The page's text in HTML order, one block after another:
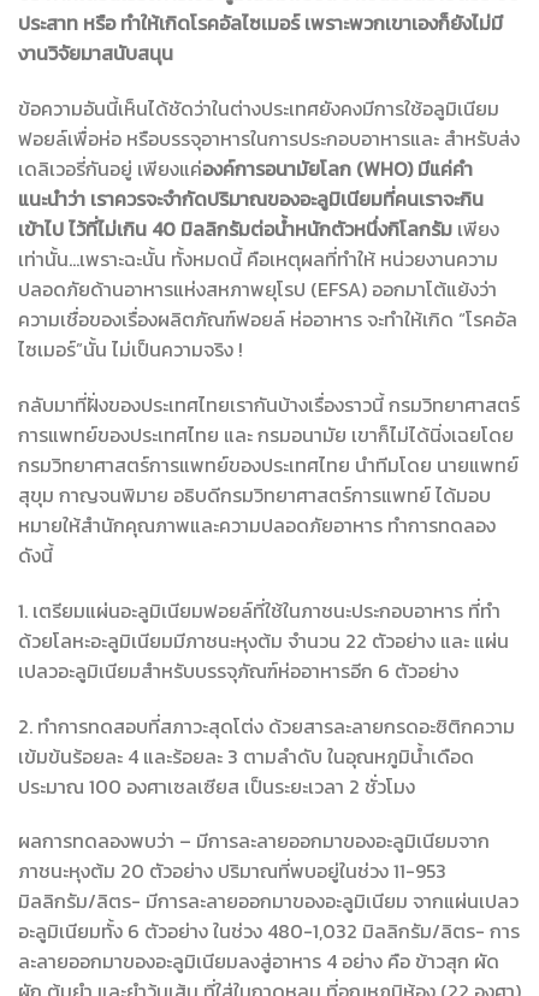
ประสาท หรือ ทำให้เกิดโรคอัลไซเมอร์ เพราะพวกเขาเองก็ยังไม่มี
งานวิจัยมาสนับสนุน
ข้อความอันนี้เห็นได้ชัดว่าในต่างประเทศยังคงมีการใช้อลูมิเนียม
ฟอยล์เพื่อห่อ หรือบรรจุอาหารในการประกอบอาหารและ สำหรับส่ง
เดลิเวอรี่กันอยู่ เพียงแค่องค์การอนามัยโลก (WHO) มีแค่คำ
แนะนำว่า เราควรจะจำกัดปริมาณของอะลูมิเนียมที่คนเราจะกิน
เข้าไป ไว้ที่ไม่เกิน 40 มิลลิกรัมต่อน้ำหนักตัวหนึ่งกิโลกรัม เพียง
เท่านั้น…เพราะฉะนั้น ทั้งหมดนี้ คือเหตุผลที่ทำให้ หน่วยงานความ
ปลอดภัยด้านอาหารแห่งสหภาพยุโรป (EFSA) ออกมาโต้แย้งว่า
ความเชื่อของเรื่องผลิตภัณฑ์ฟอยล์ ห่ออาหาร จะทำให้เกิด “โรคอัล
ไซเมอร์”นั้น ไม่เป็นความจริง !
กลับมาที่ฝั่งของประเทศไทยเรากันบ้างเรื่องราวนี้ กรมวิทยาศาสตร์
การแพทย์ของประเทศไทย และ กรมอนามัย เขาก็ไม่ได้นิ่งเฉยโดย
กรมวิทยาศาสตร์การแพทย์ของประเทศไทย นำทีมโดย นายแพทย์
สุขุม กาญจนพิมาย อธิบดีกรมวิทยาศาสตร์การแพทย์ ได้มอบ
หมายให้สำนักคุณภาพและความปลอดภัยอาหาร ทำการทดลอง
ดังนี้
1. เตรียมแผ่นอะลูมิเนียมฟอยล์ที่ใช้ในภาชนะประกอบอาหาร ที่ทำ
ด้วยโลหะอะลูมิเนียมมีภาชนะหุงต้ม จำนวน 22 ตัวอย่าง และ แผ่น
เปลวอะลูมิเนียมสำหรับบรรจุภัณฑ์ห่ออาหารอีก 6 ตัวอย่าง
2. ทำการทดสอบที่สภาวะสุดโต่ง ด้วยสารละลายกรดอะซิติกความ
เข้มข้นร้อยละ 4 และร้อยละ 3 ตามลำดับ ในอุณหภูมิน้ำเดือด
ประมาณ 100 องศาเซลเซียส เป็นระยะเวลา 2 ชั่วโมง
ผลการทดลองพบว่า – มีการละลายออกมาของอะลูมิเนียมจาก
ภาชนะหุงต้ม 20 ตัวอย่าง ปริมาณที่พบอยู่ในช่วง 11-953
มิลลิกรัม/ลิตร- มีการละลายออกมาของอะลูมิเนียม จากแผ่นเปลว
อะลูมิเนียมทั้ง 6 ตัวอย่าง ในช่วง 480-1,032 มิลลิกรัม/ลิตร- การ
ละลายออกมาของอะลูมิเนียมลงสู่อาหาร 4 อย่าง คือ ข้าวสุก ผัด